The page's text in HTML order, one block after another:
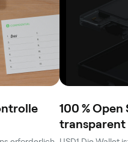
100 %
transparent